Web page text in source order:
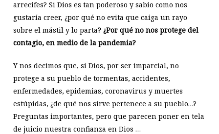
arrecifes? Si Dios es tan poderoso y sabio como nos
gustaría creer, ¿por qué no evita que caiga un rayo
sobre el mástil y lo parta? ¿Por qué no nos protege del
contagio, en medio de la pandemia?
Y nos decimos que, si Dios, por ser imparcial, no
protege a su pueblo de tormentas, accidentes,
enfermedades, epidemias, coronavirus y muertes
estúpidas, ¿de qué nos sirve pertenece a su pueblo…?
Preguntas importantes, pero que parecen poner en tela
de juicio nuestra confianza en Dios …